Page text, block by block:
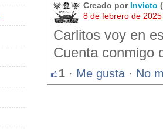
Creado por Invicto
8 de febrero de
Carlitos voy en
Cuenta conmigo
1 · Me gusta · No